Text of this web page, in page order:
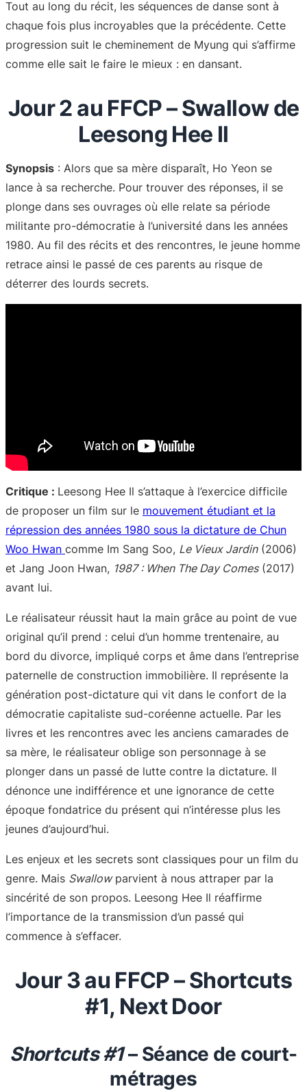
Tout au long du récit, les séquences de danse sont à
chaque fois plus incroyables que la précédente. Cette
progression suit le cheminement de Myung qui s’affirme
comme elle sait le faire le mieux : en dansant.
Jour 2 au FFCP – Swallow de
Leesong Hee Il
Synopsis : Alors que sa mère disparaît, Ho Yeon se
lance à sa recherche. Pour trouver des réponses, il se
plonge dans ses ouvrages où elle relate sa période
militante pro-démocratie à l’université dans les années
1980. Au fil des récits et des rencontres, le jeune homme
retrace ainsi le passé de ces parents au risque de
déterrer des lourds secrets.
Critique : Leesong Hee Il s’attaque à l’exercice difficile
de proposer un film sur le mouvement étudiant et la
répression des années 1980 sous la dictature de Chun
Woo Hwan comme Im Sang Soo, Le Vieux Jardin(2006)
et Jang Joon Hwan, 1987 : When The Day Comes(2017)
avant lui.
Le réalisateur réussit haut la main grâce au point de vue
original qu’il prend : celui d’un homme trentenaire, au
bord du divorce, impliqué corps et âme dans l’entreprise
paternelle de construction immobilière. Il représente la
génération post-dictature qui vit dans le confort de la
démocratie capitaliste sud-coréenne actuelle. Par les
livres et les rencontres avec les anciens camarades de
sa mère, le réalisateur oblige son personnage à se
plonger dans un passé de lutte contre la dictature. Il
dénonce une indifférence et une ignorance de cette
époque fondatrice du présent qui n’intéresse plus les
jeunes d’aujourd’hui.
Les enjeux et les secrets sont classiques pour un film du
genre. Mais Swallowparvient à nous attraper par la
sincérité de son propos. Leesong Hee Il réaffirme
l’importance de la transmission d’un passé qui
commence à s’effacer.
Jour 3 au FFCP – Shortcuts
#1, Next Door
Shortcuts #1– Séance de court-
métrages